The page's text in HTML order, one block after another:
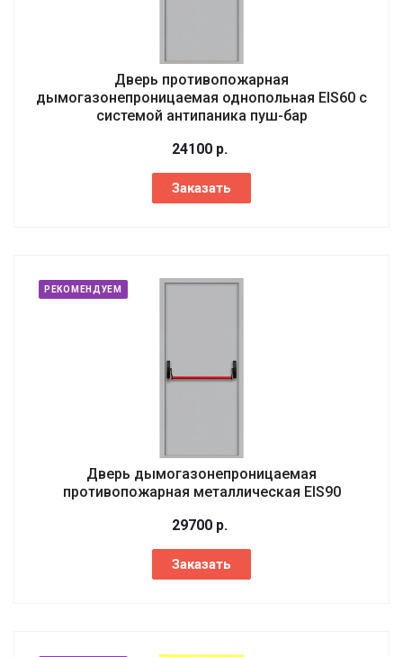
Дверь противопожарная
дымогазонепроницаемая однопольная EIS60 с
системой антипаника пуш-бар
24100 р.
Заказать
РЕКОМЕНДУЕМ
Дверь дымогазонепроницаемая
противопожарная металлическая EIS90
29700 р.
Заказать